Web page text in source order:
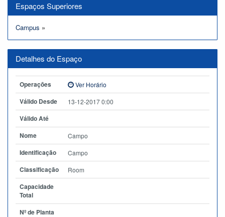
Espaços Superiores
Campus »
Detalhes do Espaço
Operações Ver Horário
Válido Desde 13-12-2017 0:00
Válido Até
Nome
Campo
Identificação Campo
Classificação Room
Capacidade
Total
Nº de Planta